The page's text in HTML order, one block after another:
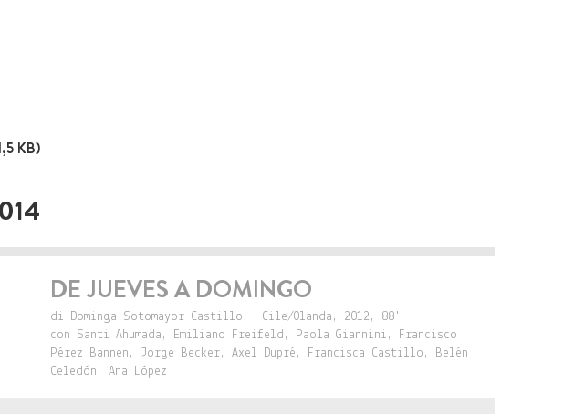
KB)
DE JUEVES A DOMINGO
di Dominga Sotomayor Castillo — Cile/Olanda, 2012, 88'
con Santi Ahumada, Emiliano Freifeld, Paola Giannini, Francisco
Pérez Bannen, Jorge Becker, Axel Dupré, Francisca Castillo, Belén
Celedón, Ana López